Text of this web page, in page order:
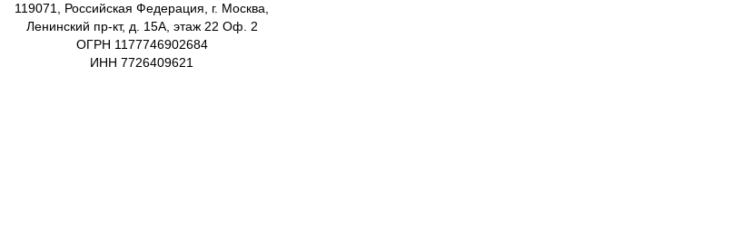
119071, Российская Федерация, г. Москва,
Ленинский пр-кт, д. 15А, этаж 22 Оф. 2
ОГРН 1177746902684
ИНН 7726409621